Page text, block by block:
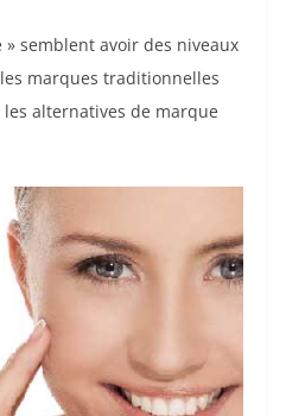
semblent avoir des niveaux
marques traditionnelles
alternatives de marque